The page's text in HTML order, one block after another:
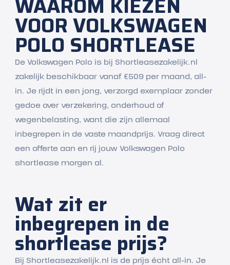
VOOR VOLKSWAGEN
POLO SHORTLEASE
De Volkswagen Polo is bij Shortleasezakelijk.nl
zakelijk beschikbaar vanaf €509 per maand, all-
in. Je rijdt in een jong, verzorgd exemplaar zonder
gedoe over verzekering, onderhoud of
wegenbelasting, want die zijn allemaal
inbegrepen in de vaste maandprijs. Vraag direct
een offerte aan en rij jouw Volkswagen Polo
shortlease morgen al.
Wat zit er
inbegrepen in de
shortlease prijs?
Bij Shortleasezakelijk.nl is de prijs écht all-in. Je